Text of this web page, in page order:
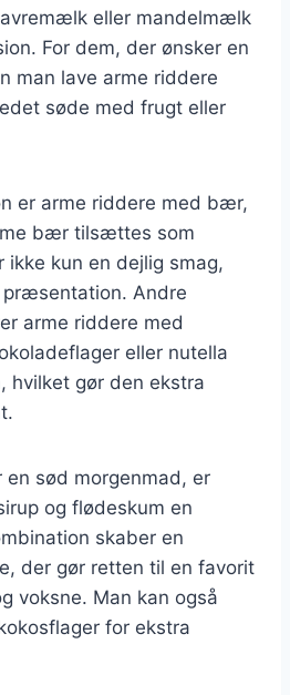
eller mandelmælk
For dem, der ønsker en
man lave arme riddere
søde med frugt eller
er arme riddere med bær,
bær tilsættes som
ikke kun en dejlig smag,
præsentation. Andre
arme riddere med
eller nutella
hvilket gør den ekstra
en sød morgenmad, er
og flødeskum en
skaber en
der gør retten til en favorit
voksne. Man kan også
for ekstra